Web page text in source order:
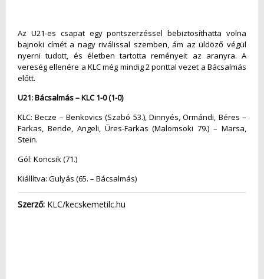
Az U21-es csapat egy pontszerzéssel bebiztosíthatta volna
bajnoki címét a nagy riválissal szemben, ám az üldöző végül
nyerni tudott, és életben tartotta reményeit az aranyra. A
vereség ellenére a KLC még mindig 2 ponttal vezet a Bácsalmás
előtt.
U21: Bácsalmás – KLC 1-0 (1-0)
KLC: Becze – Benkovics (Szabó 53.), Dinnyés, Ormándi, Béres –
Farkas, Bende, Angeli, Üres-Farkas (Malomsoki 79.) – Marsa,
Stein.
Gól: Koncsik (71.)
Kiállítva: Gulyás (65. – Bácsalmás)
Szerző: KLC/kecskemetilc.hu